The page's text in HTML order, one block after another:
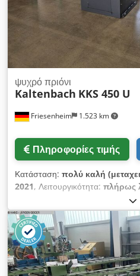
Friesenheim 1.523 km
ψυχρό πριόνι
Kaltenbach KKS 450 U
Πληροφορίες τιμής
Κατάσταση: πολύ καλή
2021, Λειτουργικότητα: πλήρως
πριονιστική μηχανή μετάλλων
Κατασκευαστής: Kaltenbach
KKS 450 U Έτος κατασκευής:
μεταχειρισμένο, σε πολύ καλή
παράδοσης: - Τεκμηρίωση -
μέτρων - Ρολλόδρομος
οδηγό υλικού - 2 πριονόδισκοι